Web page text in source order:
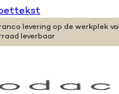
levering op de werkplek
leverbaar